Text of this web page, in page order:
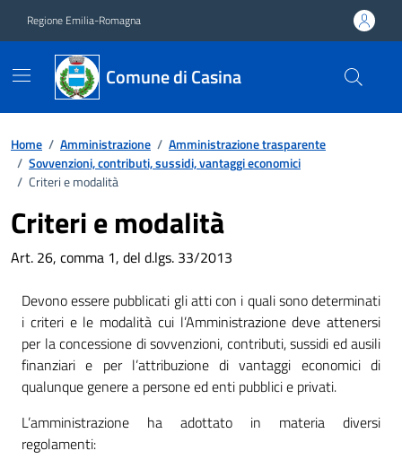
Regione Emilia-Romagna
Comune di Casina
Home / Amministrazione / Amministrazione trasparente
/ Sovvenzioni, contributi, sussidi, vantaggi economici
/ Criteri e modalità
Criteri e modalità
Art. 26, comma 1, del d.lgs. 33/2013
Devono essere pubblicati gli atti con i quali sono determinati
i criteri e le modalità cui l’Amministrazione deve attenersi
per la concessione di sovvenzioni, contributi, sussidi ed ausili
finanziari e per l’attribuzione di vantaggi economici di
qualunque genere a persone ed enti pubblici e privati.
L’amministrazione ha adottato in materia diversi
regolamenti: